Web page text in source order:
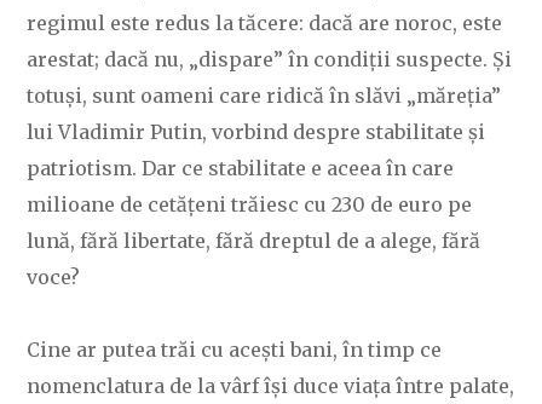
regimul este redus la tăcere: dacă are noroc, este
arestat; dacă nu, „dispare” în condiții suspecte. Și
totuși, sunt oameni care ridică în slăvi „măreția”
lui Vladimir Putin, vorbind despre stabilitate și
patriotism. Dar ce stabilitate e aceea în care
milioane de cetățeni trăiesc cu 230 de euro pe
lună, fără libertate, fără dreptul de a alege, fără
voce?
Cine ar putea trăi cu acești bani, în timp ce
nomenclatura de la vârf își duce viața între palate,